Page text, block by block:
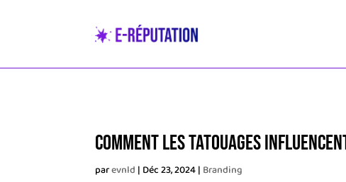
Comment les tatouages
parevnld | Déc 23, 2024| Branding